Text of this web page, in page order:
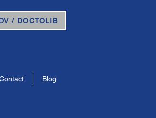
/ DOCTOLIB
Contact Blog